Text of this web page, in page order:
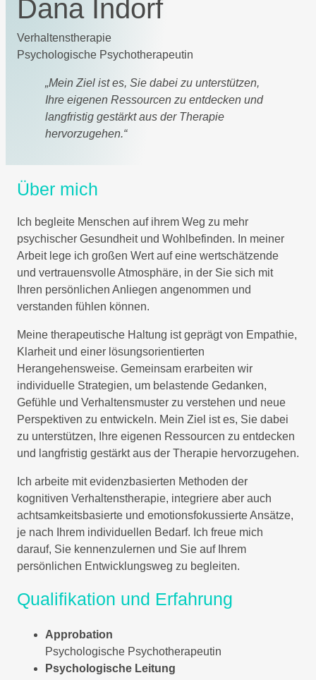
Dana Indorf
Verhaltenstherapie
Psychologische Psychotherapeutin
„Mein Ziel ist es, Sie dabei zu unterstützen,
Ihre eigenen Ressourcen zu entdecken und
langfristig gestärkt aus der Therapie
hervorzugehen.“
Über mich
Ich begleite Menschen auf ihrem Weg zu mehr
psychischer Gesundheit und Wohlbefinden. In meiner
Arbeit lege ich großen Wert auf eine wertschätzende
und vertrauensvolle Atmosphäre, in der Sie sich mit
Ihren persönlichen Anliegen angenommen und
verstanden fühlen können.
Meine therapeutische Haltung ist geprägt von Empathie,
Klarheit und einer lösungsorientierten
Herangehensweise. Gemeinsam erarbeiten wir
individuelle Strategien, um belastende Gedanken,
Gefühle und Verhaltensmuster zu verstehen und neue
Perspektiven zu entwickeln. Mein Ziel ist es, Sie dabei
zu unterstützen, Ihre eigenen Ressourcen zu entdecken
und langfristig gestärkt aus der Therapie hervorzugehen.
Ich arbeite mit evidenzbasierten Methoden der
kognitiven Verhaltenstherapie, integriere aber auch
achtsamkeitsbasierte und emotionsfokussierte Ansätze,
je nach Ihrem individuellen Bedarf. Ich freue mich
darauf, Sie kennenzulernen und Sie auf Ihrem
persönlichen Entwicklungsweg zu begleiten.
Qualifikation und Erfahrung
Approbation
Psychologische Psychotherapeutin
Psychologische Leitung